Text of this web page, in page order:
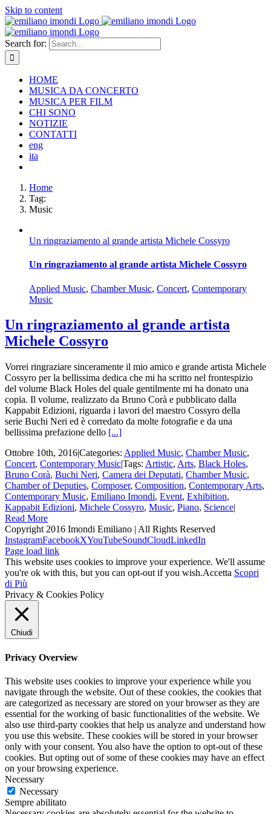
Skip to content
Search for:
HOME
MUSICA DA CONCERTO
MUSICA PER FILM
CHI SONO
NOTIZIE
CONTATTI
eng
ita
Home
Tag:
Music
Un ringraziamento al grande artista Michele Cossyro
Un ringraziamento al grande artista Michele Cossyro
Applied Music, Chamber Music, Concert, Contemporary
Music
Un ringraziamento al grande artista
Michele Cossyro
Vorrei ringraziare sinceramente il mio amico e grande artista Michele
Cossyro per la bellissima dedica che mi ha scritto nel frontespizio
del volume Black Holes del quale gentilmente mi ha donato una
copia. Il volume, realizzato da Bruno Corà e pubblicato dalla
Kappabit Edizioni, riguarda i lavori del maestro Cossyro della
serie Buchi Neri ed è corredato da molte fotografie e da una
bellissima prefazione dello [...]
Ottobre 10th, 2016|Categories: Applied Music, Chamber Music,
Concert, Contemporary Music|Tags: Artistic, Arts, Black Holes,
Bruno Corà, Buchi Neri, Camera dei Deputati, Chamber Music,
Chamber of Deputies, Composer, Composition, Contemporary Arts,
Contemporary Music, Emiliano Imondi, Event, Exhibition,
Kappabit Edizioni, Michele Cossyro, Music, Piano, Science|
Read More
Copyright 2016 Imondi Emiliano | All Rights Reserved
InstagramFacebookXYouTubeSoundCloudLinkedIn
Page load link
This website uses cookies to improve your experience. We'll assume
you're ok with this, but you can opt-out if you wish.Accetta Scopri
di Più
Privacy & Cookies Policy
Chiudi
Privacy Overview
This website uses cookies to improve your experience while you
navigate through the website. Out of these cookies, the cookies that
are categorized as necessary are stored on your browser as they are
essential for the working of basic functionalities of the website. We
also use third-party cookies that help us analyze and understand how
you use this website. These cookies will be stored in your browser
only with your consent. You also have the option to opt-out of these
cookies. But opting out of some of these cookies may have an effect
on your browsing experience.
Necessary
Necessary
Sempre abilitato